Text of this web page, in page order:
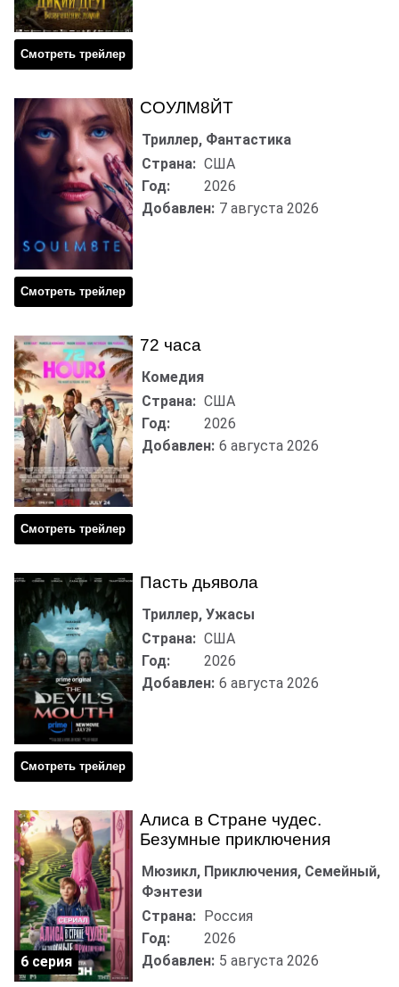
Смотреть трейлер
СОУЛМ8ЙТ
Смотреть трейлер
Триллер, Фантастика
Страна: США
Год:
2026
Добавлен: 7 августа 2026
72 часа
Смотреть трейлер
Комедия
Страна: США
Год:
2026
Добавлен: 6 августа 2026
Пасть дьявола
Смотреть трейлер
Триллер, Ужасы
Страна: США
Год:
2026
Добавлен: 6 августа 2026
Алиса в Стране чудес.
Безумные приключения
Мюзикл, Приключения, Семейный,
Фэнтези
Страна: Россия
Год:
2026
Добавлен: 5 августа 2026
6 серия